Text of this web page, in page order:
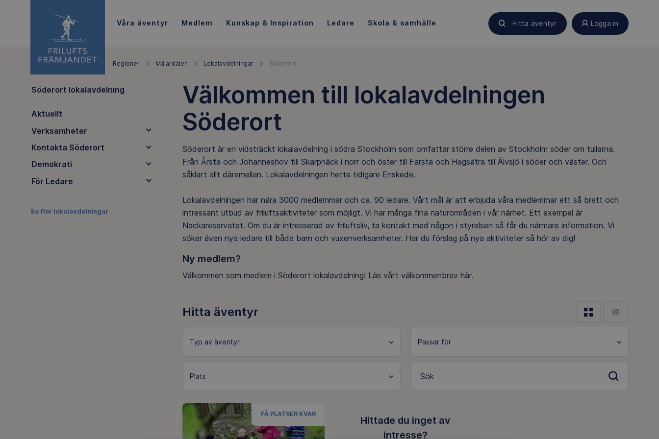
Våra äventyr Medlem Kunskap & Inspiration Ledare Skola & samhälle Hitta äventyr Logga in
Regioner Mälardalen Lokalavdelningar Söderort
Söderort lokalavdelning
Aktuellt
Verksamheter
Kontakta Söderort
Demokrati
För Ledare
Se fler lokalavdelningar
Välkommen till lokalavdelningen
Söderort
Söderort är en vidsträckt lokalavdelning i södra Stockholm som omfattar större delen av Stockholm söder om tullarna.
Från Årsta och Johanneshov till Skarpnäck i norr och öster till Farsta och Hagsätra till Älvsjö i söder och väster. Och
såklart allt däremellan. Lokalavdelningen hette tidigare Enskede.
Lokalavdelningen har nära 3000 medlemmar och ca. 90 ledare. Vårt mål är att erbjuda våra medlemmar ett så brett och
intressant utbud av friluftsaktiviteter som möjligt. Vi har många fina naturområden i vår närhet. Ett exempel är
Nackareservatet. Om du är intresserad av friluftsliv, ta kontakt med någon i styrelsen så får du närmare information. Vi
söker även nya ledare till både barn och vuxenverksamheter. Har du förslag på nya aktiviteter så hör av dig!
Ny medlem?
Välkommen som medlem i Söderort lokalavdelning! Läs vårt välkommenbrev här.
Hitta äventyr
Sök
FÅ PLATSER KVAR
Hittade du inget av
intresse?